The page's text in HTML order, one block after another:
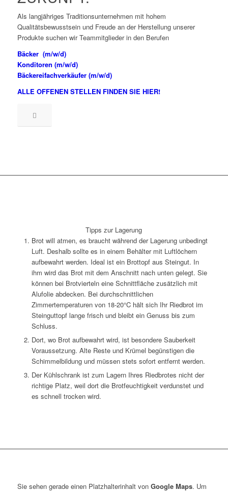
Als langjähriges Traditionsunternehmen mit hohem
Qualitätsbewusstsein und Freude an der Herstellung unserer
Produkte suchen wir Teammitglieder in den Berufen
Bäcker (m/w/d)
Konditoren (m/w/d)
Bäckereifachverkäufer (m/w/d)
ALLE OFFENEN STELLEN FINDEN SIE HIER!
Tipps zur Lagerung
Brot will atmen, es braucht während der Lagerung unbedingt
Luft. Deshalb sollte es in einem Behälter mit Luftlöchern
aufbewahrt werden. Ideal ist ein Brottopf aus Steingut. In
ihm wird das Brot mit dem Anschnitt nach unten gelegt. Sie
können bei Brotvierteln eine Schnittfläche zusätzlich mit
Alufolie abdecken. Bei durchschnittlichen
Zimmertemperaturen von 18-20°C hält sich Ihr Riedbrot im
Steinguttopf lange frisch und bleibt ein Genuss bis zum
Schluss.
Dort, wo Brot aufbewahrt wird, ist besondere Sauberkeit
Voraussetzung. Alte Reste und Krümel begünstigen die
Schimmelbildung und müssen stets sofort entfernt werden.
Der Kühlschrank ist zum Lagern Ihres Riedbrotes nicht der
richtige Platz, weil dort die Brotfeuchtigkeit verdunstet und
es schnell trocken wird.
Sie sehen gerade einen Platzhalterinhalt von Google Maps. Um